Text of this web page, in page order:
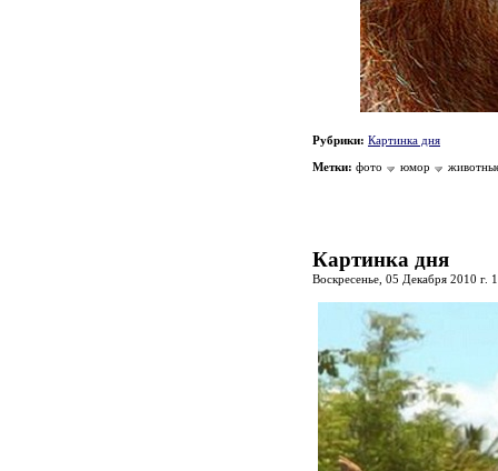
Рубрики: Картинка дня
Метки: фото юмор
Картинка дня
Воскресенье, 05 Декабря 2010 г.